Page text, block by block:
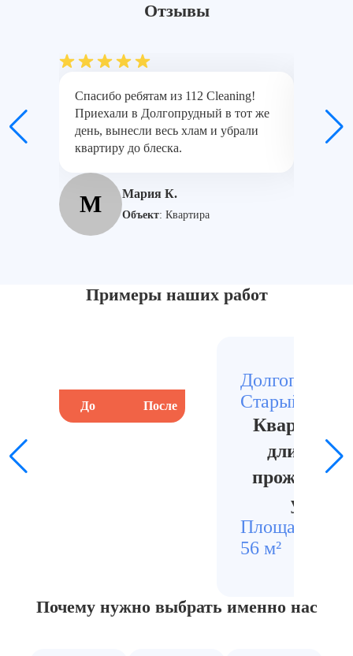
Отзывы
Спасибо ребятам из 112 Cleaning!
Приехали в Долгопрудный в тот же
день, вынесли весь хлам и убрали
квартиру до блеска.
М Мария К.
Объект: Квартира
Примеры наших работ
До После
Старый город
Квартира
уборки
Площадь
56 м²
Почему нужно выбрать именно нас